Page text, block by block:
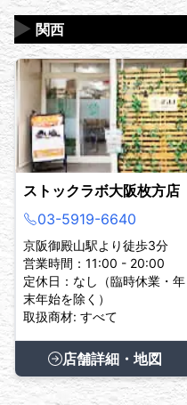
関西
▶
ストックラボ大阪枚方店
03-5919-6640
京阪御殿山駅より徒歩3分
営業時間：11:00 - 20:00
定休日：なし（臨時休業・年
末年始を除く）
取扱商材: すべて
店舗詳細・地図